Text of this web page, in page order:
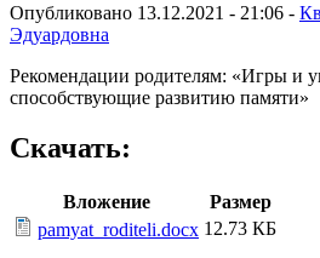
Опубликовано 13.12.2021 - 21:06 -
Эдуардовна
Рекомендации родителям: «Игры и
способствующие развитию памяти»
Скачать:
Вложение
Размер
pamyat_roditeli.docx 12.73 КБ